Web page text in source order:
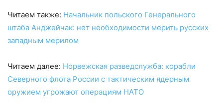
Читаем также: Начальник польского Генерального
штаба Анджейчак: нет необходимости мерить русских
западным мерилом
Читаем далее: Норвежская разведслужба: корабли
Северного флота России с тактическим ядерным
оружием угрожают операциям НАТО